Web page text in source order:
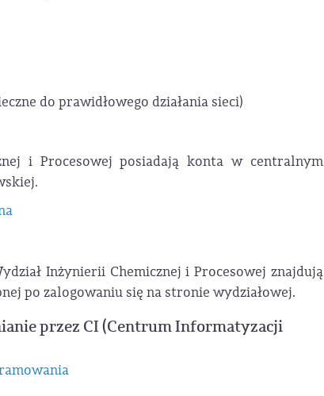
do prawidłowego działania sieci)
i Procesowej posiadają konta w centralnym
Inżynierii Chemicznej i Procesowej znajdują
po zalogowaniu się na stronie wydziałowej.
przez CI (Centrum Informatyzacji